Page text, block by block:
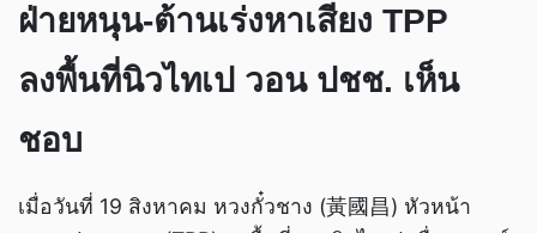
ฝ่ายหนุน-ต้านเร่งหาเสียง TPP
ลงพื้นที่นิวไทเป วอน ปชช. เห็น
ชอบ
เมื่อวันที่ 19 สิงหาคม หวงกั๋วชาง (黃國昌) หัวหน้า